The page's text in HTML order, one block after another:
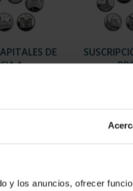
y los anuncios, ofrecer
DE
1